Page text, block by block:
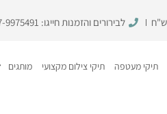
לבירורים והזמנות חייגו: 9975491
תיקי מעטפה תיקי צילום מקצועי מותגים